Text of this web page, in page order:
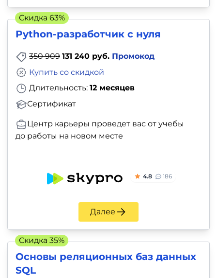
Python-разработчик с нуля
350 909 131 240 руб. Промокод
Длительность: 12 месяцев
Сертификат
Купить со скидкой
Центр карьеры проведет вас от учебы
до работы на новом месте
4.8 186
Далее
Скидка 63%
Основы реляционных баз данных
SQL
Скидка 35%